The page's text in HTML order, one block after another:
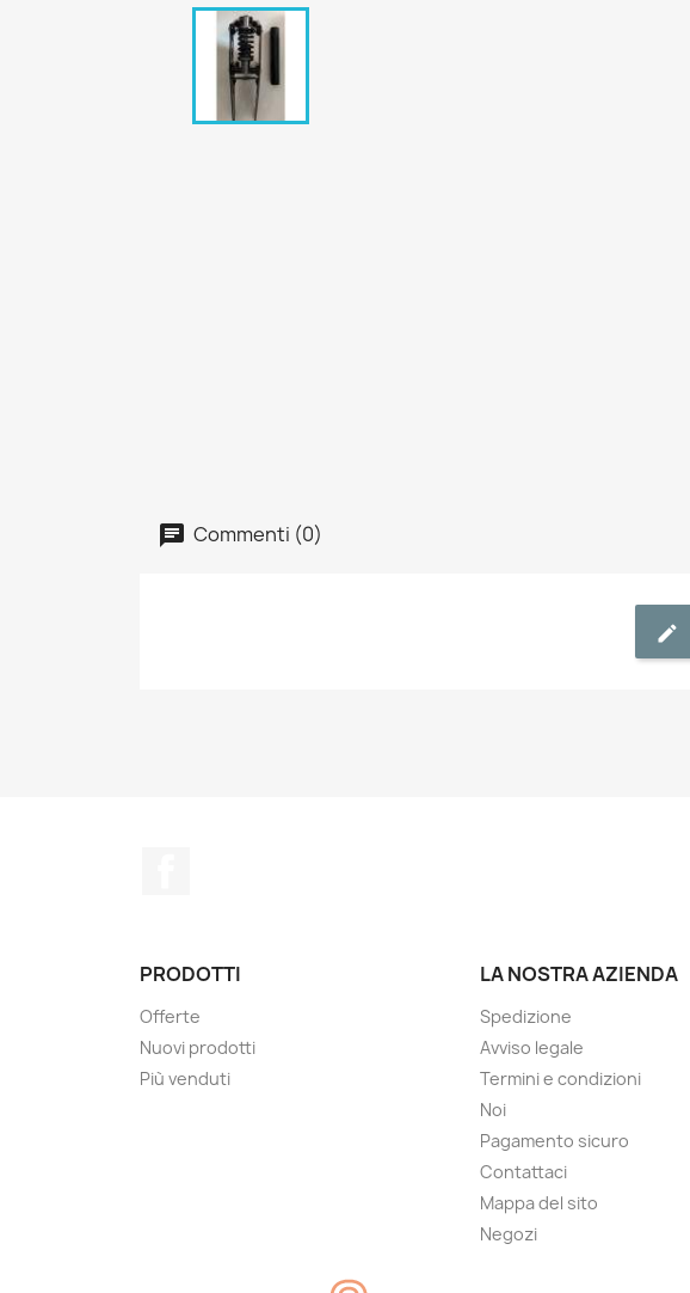
Commenti (0)
PRODOTTI
Offerte
Nuovi prodotti
Più venduti
LA NOSTRA AZIENDA
Spedizione
Avviso legale
Termini e condizioni
Noi
Pagamento sicuro
Contattaci
Mappa del sito
Negozi